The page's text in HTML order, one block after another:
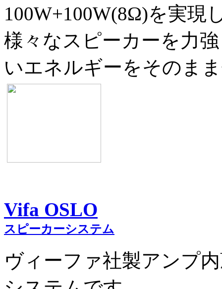
100W+100W(8Ω)を実現
様々なスピーカーを力
いエネルギーをそのま
Vifa OSLO
スピーカーシステム
ヴィーファ社製アンプ